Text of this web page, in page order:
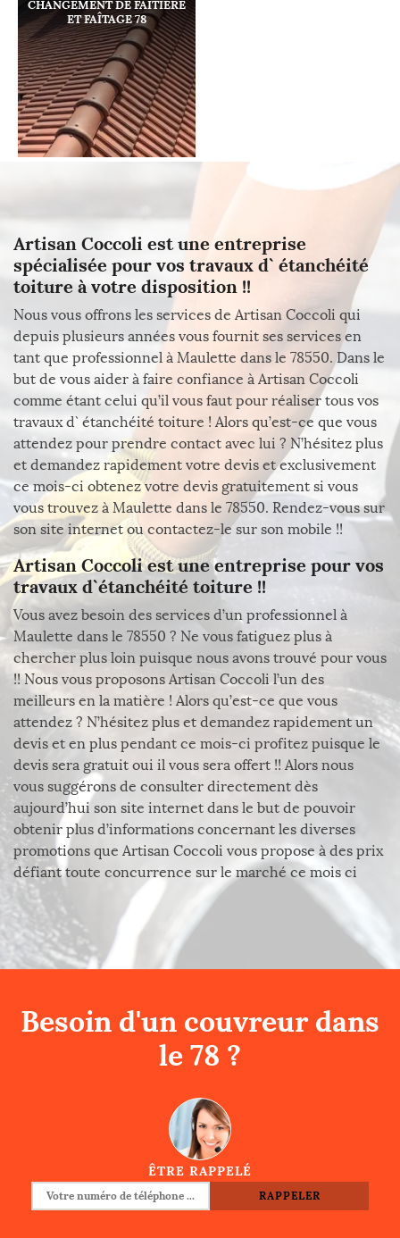
CHANGEMENT DE FAÎTIÈRE
ET FAÎTAGE 78
Artisan Coccoli est une entreprise
spécialisée pour vos travaux d` étanchéité
toiture à votre disposition !!
Nous vous offrons les services de Artisan Coccoli qui
depuis plusieurs années vous fournit ses services en
tant que professionnel à Maulette dans le 78550. Dans le
but de vous aider à faire confiance à Artisan Coccoli
comme étant celui qu’il vous faut pour réaliser tous vos
travaux d` étanchéité toiture ! Alors qu’est-ce que vous
attendez pour prendre contact avec lui ? N’hésitez plus
et demandez rapidement votre devis et exclusivement
ce mois-ci obtenez votre devis gratuitement si vous
vous trouvez à Maulette dans le 78550. Rendez-vous sur
son site internet ou contactez-le sur son mobile !!
Artisan Coccoli est une entreprise pour vos
travaux d`étanchéité toiture !!
Vous avez besoin des services d’un professionnel à
Maulette dans le 78550 ? Ne vous fatiguez plus à
chercher plus loin puisque nous avons trouvé pour vous
!! Nous vous proposons Artisan Coccoli l’un des
meilleurs en la matière ! Alors qu’est-ce que vous
attendez ? N’hésitez plus et demandez rapidement un
devis et en plus pendant ce mois-ci profitez puisque le
devis sera gratuit oui il vous sera offert !! Alors nous
vous suggérons de consulter directement dès
aujourd’hui son site internet dans le but de pouvoir
obtenir plus d’informations concernant les diverses
promotions que Artisan Coccoli vous propose à des prix
défiant toute concurrence sur le marché ce mois ci
Besoin d'un couvreur dans
le 78 ?
ÊTRE RAPPELÉ